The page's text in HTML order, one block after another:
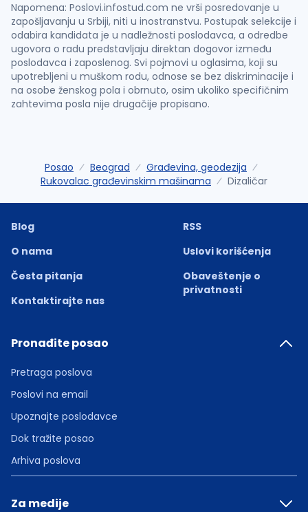
Napomena: Poslovi.infostud.com ne vrši posredovanje u
zapošljavanju u Srbiji, niti u inostranstvu. Postupak selekcije i
odabira kandidata je u nadležnosti poslodavca, a odredbe
ugovora o radu predstavljaju direktan dogovor između
poslodavca i zaposlenog. Svi pojmovi u oglasima, koji su
upotrebljeni u muškom rodu, odnose se bez diskriminacije i
na osobe ženskog pola i obrnuto, osim ukoliko specifičnim
zahtevima posla nije drugačije propisano.
Posao Beograd
Građevina, geodezija
Rukovalac građevinskim mašinama
Dizaličar
Blog
O nama
Česta pitanja
Kontaktirajte nas
RSS
Uslovi korišćenja
Obaveštenje o
privatnosti
Pronađite posao
Pretraga poslova
Poslovi na email
Upoznajte poslodavce
Dok tražite posao
Arhiva poslova
Za medije